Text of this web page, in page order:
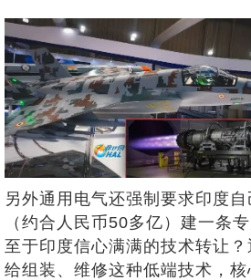
另外通用电气还强制要求印度
（约合人民币50多亿）建一条
至于印度信心满满的技术转让
给组装、维修这种低端技术，